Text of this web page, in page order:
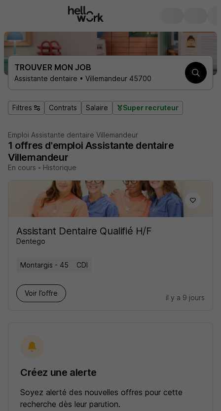
TROUVER MON JOB
Assistante dentaire • Villemandeur 45700
Filtres Contrats Salaire Super recruteur
Emploi Assistante dentaire Villemandeur
1 offres d'emploi Assistante dentaire
Villemandeur
En cours - Historique
Assistant Dentaire Qualifié H/F
Dentego
Montargis - 45 CDI
Voir l’offre
il y a 9 jours
Créez une alerte
Soyez alerté des nouvelles offres pour cette
recherche dès leur parution.